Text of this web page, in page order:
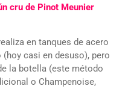
cru de Pinot Meunier
en tanques de acero
casi en desuso), pero
la botella (este método
o Champenoise,